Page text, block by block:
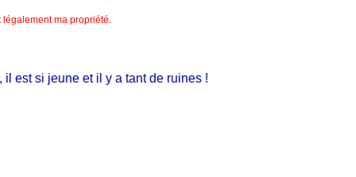
légalement ma propriété.
si jeune et il y a tant de ruines !